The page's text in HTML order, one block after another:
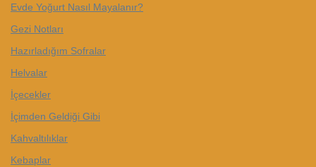
Evde Yoğurt Nasıl Mayalanır?
Gezi Notları
Hazırladığım Sofralar
Helvalar
İçecekler
İçimden Geldiği Gibi
Kahvaltılıklar
Kebaplar